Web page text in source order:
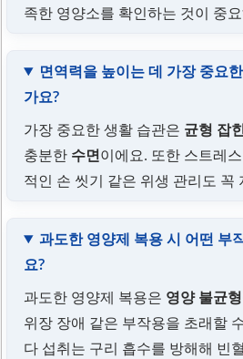
족한 영양소를 확인하는 것이 중
면역력을 높이는 데 가장 중요
가요?
가장 중요한 생활 습관은 균형 잡
충분한 수면이에요. 또한 스트레
적인 손 씻기 같은 위생 관리도 꼭
과도한 영양제 복용 시 어떤 부
요?
과도한 영양제 복용은 영양 불균형
위장 장애 같은 부작용을 초래할
다 섭취는 구리 흡수를 방해해 빈